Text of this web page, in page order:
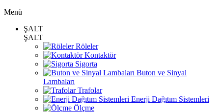
Menü
ŞALT
ŞALT
Röleler
Kontaktör
Sigorta
Buton ve Sinyal
Lambaları
Trafolar
Enerji Dağıtım Sistemleri
Ölçme